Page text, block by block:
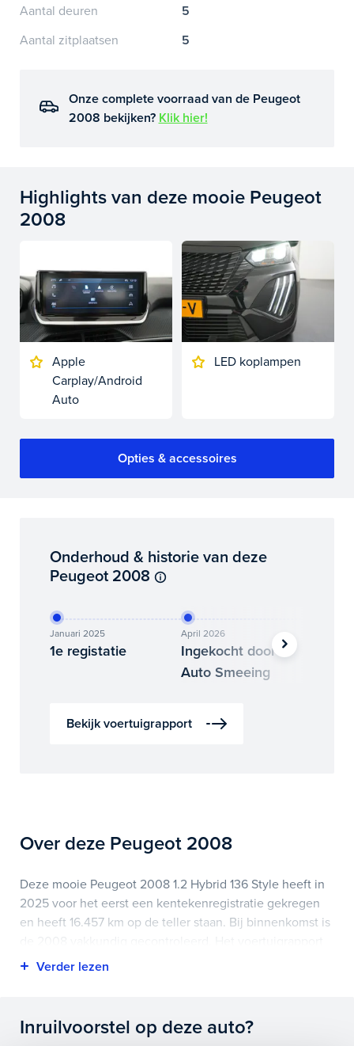
Aantal deuren
5
Aantal zitplaatsen
5
Onze complete voorraad van de Peugeot
2008 bekijken? Klik hier!
Highlights van deze mooie Peugeot
2008
Apple
Carplay/Android
Auto
LED koplampen
Opties & accessoires
Onderhoud & historie van deze
Peugeot 2008
Januari 2025
1e registatie
April 2026
Ingekocht door
Auto Smeeing
Bekijk voertuigrapport
Over deze Peugeot 2008
Deze mooie Peugeot 2008 1.2 Hybrid 136 Style heeft in
2025 voor het eerst een kentekenregistratie gekregen
en heeft 16.457 km op de teller staan. Bij binnenkomst is
is op deze pagina bij onderhoud en historie te
Highlights van deze Peugeot zijn onder andere apple
carplay/android auto, cruise control, led koplampen en
Inruilvoorstel op deze auto?